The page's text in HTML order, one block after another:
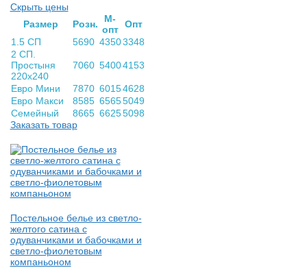
Скрыть цены
Раз­мер
Розн.
М-
опт Опт
1.5 СП
5690 43503348
2 СП.
Простыня
220х240
7060 54004153
Евро Мини 7870 60154628
Евро Макси
8585 65655049
Семейный
8665 66255098
Заказать товар
Постельное белье из светло-
желтого сатина с
одуванчиками и бабочками и
светло-фиолетовым
компаньоном